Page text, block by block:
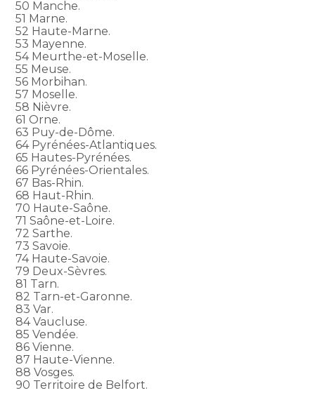
50 Manche.
51 Marne.
52 Haute-Marne.
53 Mayenne.
54 Meurthe-et-Moselle.
55 Meuse.
56 Morbihan.
57 Moselle.
58 Nièvre.
61 Orne.
63 Puy-de-Dôme.
64 Pyrénées-Atlantiques.
65 Hautes-Pyrénées.
66 Pyrénées-Orientales.
67 Bas-Rhin.
68 Haut-Rhin.
70 Haute-Saône.
71 Saône-et-Loire.
72 Sarthe.
73 Savoie.
74 Haute-Savoie.
79 Deux-Sèvres.
81 Tarn.
82 Tarn-et-Garonne.
83 Var.
84 Vaucluse.
85 Vendée.
86 Vienne.
87 Haute-Vienne.
88 Vosges.
90 Territoire de Belfort.